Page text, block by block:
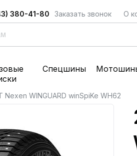
380-41-80 Заказать звонок О
Спецшины
Nexen WINGUARD winSpiKe WH62